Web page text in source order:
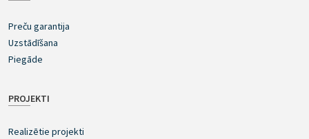
Preču garantija
Uzstādīšana
Piegāde
PROJEKTI
Realizētie projekti